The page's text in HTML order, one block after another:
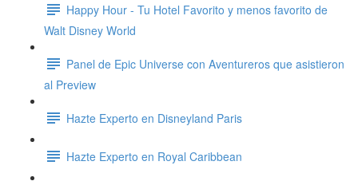
Happy Hour - Tu Hotel Favorito y menos favorito de
Walt Disney World
Panel de Epic Universe con Aventureros que asistieron
al Preview
Hazte Experto en Disneyland Paris
Hazte Experto en Royal Caribbean